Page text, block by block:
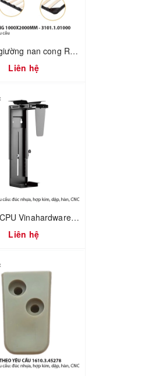
Giát vạt giường nan cong R1000XD2000mm – Mã 3101.1.01000
Liên hệ
Giá treo CPU Vinahardware mã 4100.1.33001
Liên hệ